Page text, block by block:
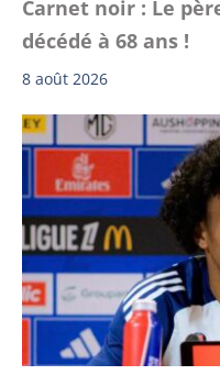
Carnet noir : Le
décédé à 68 ans !
8 août 2026